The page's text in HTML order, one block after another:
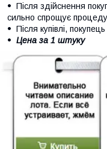
Після здійснення
сильно спрощує
Після купівлі, покупець
Цена за 1 штуку